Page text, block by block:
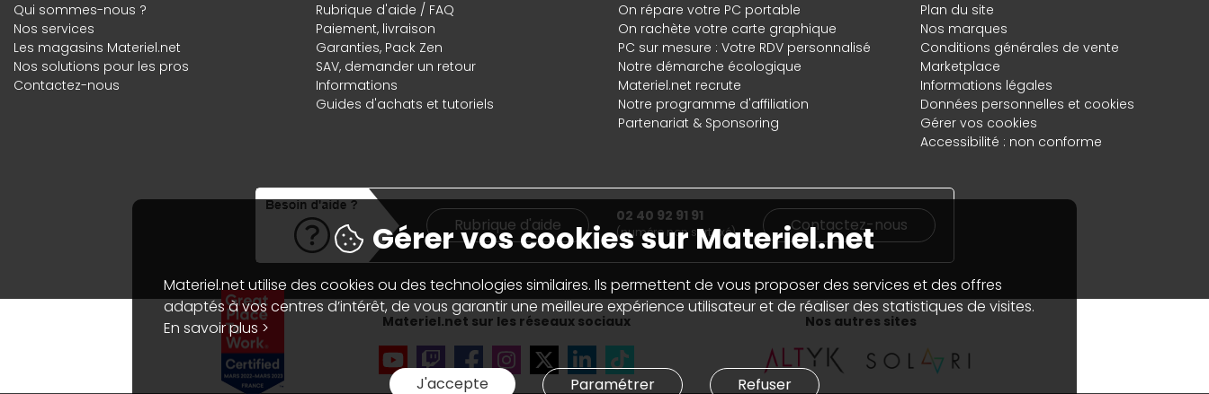
Qui sommes-nous ?
Nos services
Les magasins Materiel.net
Nos solutions pour les pros
Contactez-nous
Rubrique d'aide / FAQ
Paiement, livraison
Garanties, Pack Zen
SAV, demander un retour
Informations
Guides d'achats et tutoriels
On répare votre PC portable
On rachète votre carte graphique
PC sur mesure : Votre RDV personnalisé
Notre démarche écologique
Materiel.net recrute
Notre programme d'affiliation
Partenariat & Sponsoring
Plan du site
Nos marques
Conditions générales de vente
Marketplace
Informations légales
Données personnelles et cookies
Gérer vos cookies
Accessibilité : non conforme
Rubrique d'aide 02 40 92 91 91
(numéro non surtaxé) Contactez-nous
Materiel.net sur les réseaux sociaux Nos autres sites
Gérer vos cookies sur Materiel.net
Materiel.net utilise des cookies ou des technologies similaires. Ils permettent de vous proposer des services et des offres
adaptés à vos centres d’intérêt, de vous garantir une meilleure expérience utilisateur et de réaliser des statistiques de visites.
En savoir plus >
J'accepte Paramétrer Refuser